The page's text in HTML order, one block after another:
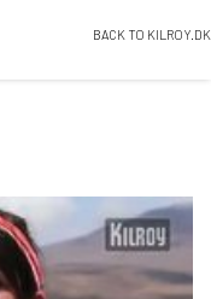
BACK TO KILROY.DK